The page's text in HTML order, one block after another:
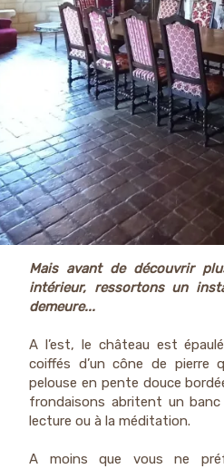
Mais avant de découvrir
intérieur, ressortons un
demeure...
A l’est, le château est
coiffés d’un cône de pierre
pelouse en pente douce
frondaisons abritent un
lecture ou à la méditation.
A moins que vous ne